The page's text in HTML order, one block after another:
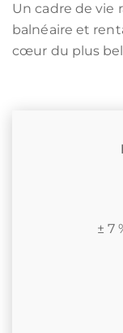
Un cadre de vie
balnéaire et
cœur du plus
± 7